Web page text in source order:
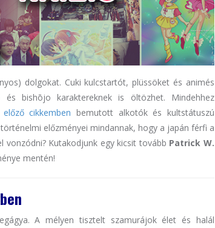
dolgokat. Cuki kulcstartót, plüssöket és animés
és bishōjo karaktereknek is öltözhet. Mindehhez
előző cikkemben bemutott alkotók és kultstátuszú
előzményei mindannak, hogy a japán férfi a
Kutakodjunk egy kicsit tovább Patrick W.
mentén!
A mélyen tisztelt szamurájok élet és halál